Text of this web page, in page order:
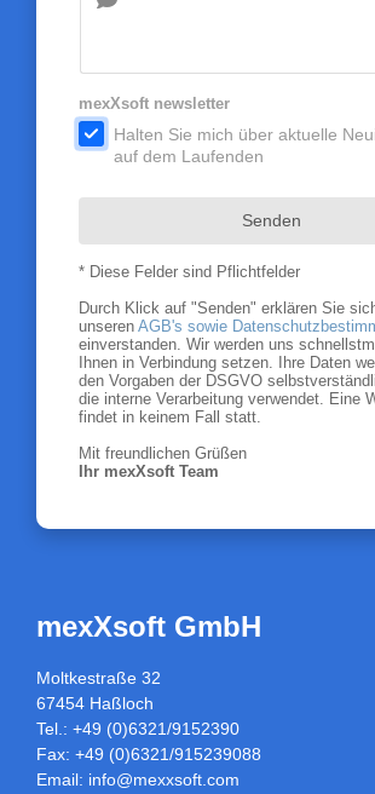
mexXsoft newsletter
.
Halten Sie mich über aktuelle
auf dem Laufenden
Senden
* Diese Felder sind Pflichtfelder
Durch Klick auf "Senden" erklären Sie
unseren AGB's sowie
einverstanden. Wir werden uns
Ihnen in Verbindung setzen. Ihre Daten
den Vorgaben der DSGVO
die interne Verarbeitung verwendet. Eine
findet in keinem Fall statt.
Mit freundlichen Grüßen
Ihr mexXsoft Team
mexXsoft GmbH
Moltkestraße 32
67454 Haßloch
Tel.: +49 (0)6321/9152390
Fax: +49 (0)6321/915239088
Email: info@mexxsoft.com